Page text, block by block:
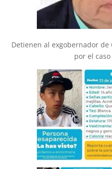
Detienen al exgobernador
por el